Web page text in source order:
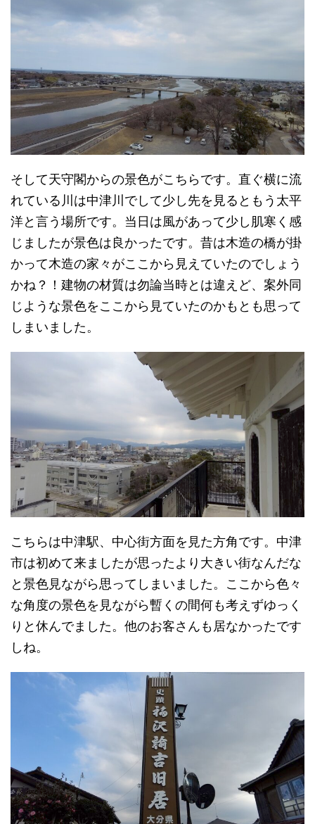
そして天守閣からの景色がこちらです。直ぐ横に流
れている川は中津川でして少し先を見るともう太平
洋と言う場所です。当日は風があって少し肌寒く感
じましたが景色は良かったです。昔は木造の橋が掛
かって木造の家々がここから見えていたのでしょう
かね？！建物の材質は勿論当時とは違えど、案外同
じような景色をここから見ていたのかもとも思って
しまいました。
こちらは中津駅、中心街方面を見た方角です。中津
市は初めて来ましたが思ったより大きい街なんだな
と景色見ながら思ってしまいました。ここから色々
な角度の景色を見ながら暫くの間何も考えずゆっく
りと休んでました。他のお客さんも居なかったです
しね。